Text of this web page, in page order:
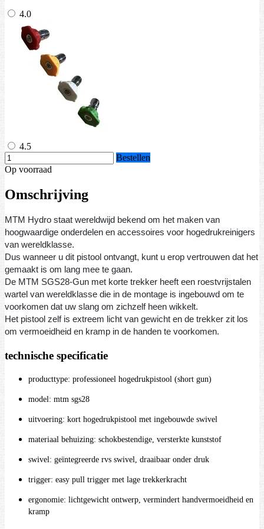
4.0
4.5
Bestellen
Op voorraad
Omschrijving
MTM Hydro staat wereldwijd bekend om het maken van
hoogwaardige onderdelen en accessoires voor hogedrukreinigers
van wereldklasse.
Dus wanneer u dit pistool ontvangt, kunt u erop vertrouwen dat het
gemaakt is om lang mee te gaan.
De MTM SGS28-Gun met korte trekker heeft een roestvrijstalen
wartel van wereldklasse die in de montage is ingebouwd om te
voorkomen dat uw slang om zichzelf heen wikkelt.
Het pistool zelf is extreem licht van gewicht en de trekker zit los
om vermoeidheid en kramp in de handen te voorkomen.
technische specificatie
producttype: professioneel hogedrukpistool (short gun)
model: mtm sgs28
uitvoering: kort hogedrukpistool met ingebouwde swivel
materiaal behuizing: schokbestendige, versterkte kunststof
swivel: geïntegreerde rvs swivel, draaibaar onder druk
trigger: easy pull trigger met lage trekkerkracht
ergonomie: lichtgewicht ontwerp, vermindert handvermoeidheid en
kramp